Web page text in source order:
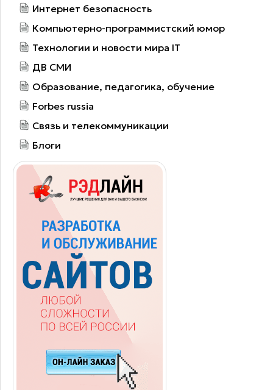
Интернет безопасность
Компьютерно-программистский юмор
Технологии и новости мира IT
ДВ СМИ
Образование, педагогика, обучение
Forbes russia
Связь и телекоммуникации
Блоги